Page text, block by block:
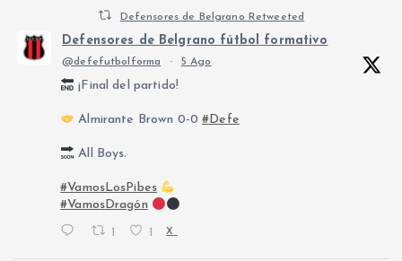
Defensores de Belgrano Retweeted
Defensores de Belgrano fútbol formativo
@defefutbolforma · 5 Ago
¡Final del partido!
Almirante Brown 0-0#Defe
All Boys.
#VamosLosPibes
#VamosDragón
1 1 X